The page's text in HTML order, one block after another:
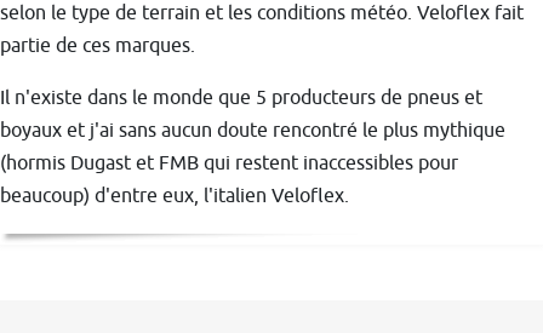
selon le type de terrain et les conditions météo. Veloflex fait
partie de ces marques.
Il n'existe dans le monde que 5 producteurs de pneus et
boyaux et j'ai sans aucun doute rencontré le plus mythique
(hormis Dugast et FMB qui restent inaccessibles pour
beaucoup) d'entre eux, l'italien Veloflex.